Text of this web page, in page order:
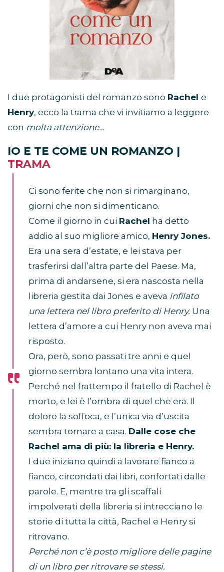
I due protagonisti del romanzo sono Rachel e
Henry, ecco la trama che vi invitiamo a leggere
con molta attenzione…
IO E TE COME UN ROMANZO |
TRAMA
Ci sono ferite che non si rimarginano,
giorni che non si dimenticano.
Come il giorno in cui Rachel ha detto
addio al suo migliore amico, Henry Jones.
Era una sera d’estate, e lei stava per
trasferirsi dall’altra parte del Paese. Ma,
prima di andarsene, si era nascosta nella
libreria gestita dai Jones e aveva infilato
una lettera nel libro preferito di Henry. Una
lettera d’amore a cui Henry non aveva mai
risposto.
Ora, però, sono passati tre anni e quel
giorno sembra lontano una vita intera.
Perché nel frattempo il fratello di Rachel è
morto, e lei è l’ombra di quel che era. Il
dolore la soffoca, e l’unica via d’uscita
sembra tornare a casa. Dalle cose che
Rachel ama di più: la libreria e Henry.
I due iniziano quindi a lavorare fianco a
fianco, circondati dai libri, confortati dalle
parole. E, mentre tra gli scaffali
impolverati della libreria si intrecciano le
storie di tutta la città, Rachel e Henry si
ritrovano.
Perché non c’è posto migliore delle pagine
di un libro per ritrovare se stessi.